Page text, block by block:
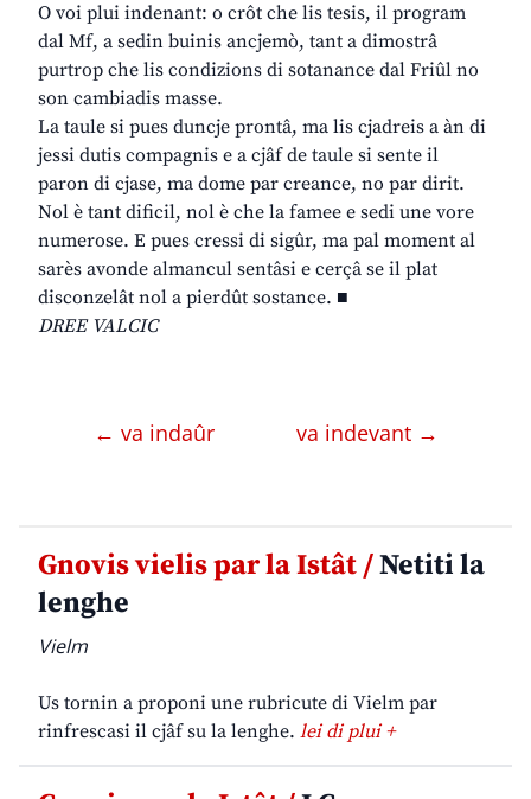
O voi plui indenant: o crôt che lis tesis, il program
dal Mf, a sedin buinis ancjemò, tant a dimostrâ
purtrop che lis condizions di sotanance dal Friûl no
son cambiadis masse.
La taule si pues duncje prontâ, ma lis cjadreis a àn di
jessi dutis compagnis e a cjâf de taule si sente il
paron di cjase, ma dome par creance, no par dirit.
Nol è tant dificil, nol è che la famee e sedi une vore
numerose. E pues cressi di sigûr, ma pal moment al
sarès avonde almancul sentâsi e cerçâ se il plat
disconzelât nol a pierdût sostance. ■
DREE VALCIC
← va indaûr va indevant →
Gnovis vielis par la Istât /Netiti la
lenghe
Vielm
Us tornin a proponi une rubricute di Vielm par
rinfrescasi il cjâf su la lenghe. lei di plui +